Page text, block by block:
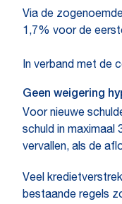
Via de
1,7% voor de
In verband met de
Geen weigering
Voor nieuwe
schuld in
vervallen, als de
Veel
bestaande regels